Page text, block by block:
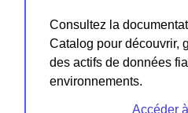
Consultez la
Catalog pour découvrir,
des actifs de données
environnements.
Accéder